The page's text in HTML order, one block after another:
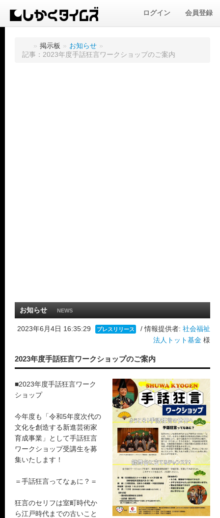
ログイン 会員登録
» 掲示板 » お知らせ »
記事：2023年度手話狂言ワークショップのご案内
お知らせ NEWS
2023年6月4日 16:35:29 プレスリリース / 情報提供者: 社会福祉
法人トット基金 様
2023年度手話狂言ワークショップのご案内
■2023年度手話狂言ワーク
ショップ
今年度も「令和5年度次代の
文化を創造する新進芸術家
育成事業」として手話狂言
ワークショップ受講生を募
集いたします！
＝手話狂言ってなぁに？＝
狂言のセリフは室町時代か
ら江戸時代までの古いこと